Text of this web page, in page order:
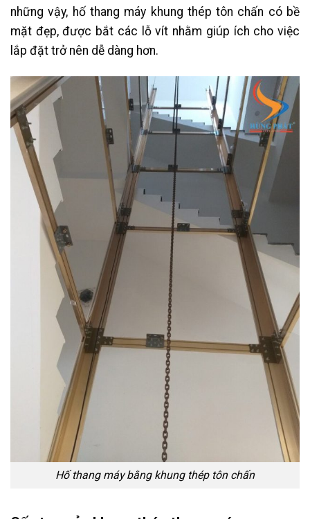
những vậy, hố thang máy khung thép tôn chấn có bề
mặt đẹp, được bắt các lỗ vít nhằm giúp ích cho việc
lắp đặt trở nên dễ dàng hơn.
Hố thang máy bằng khung thép tôn chấn